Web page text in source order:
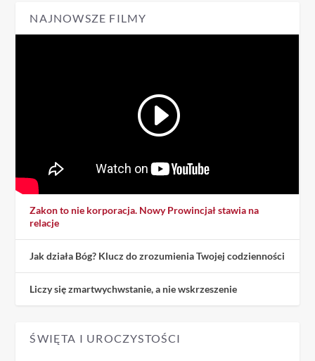
NAJNOWSZE FILMY
Zakon to nie korporacja. Nowy Prowincjał stawia na
relacje
Jak działa Bóg? Klucz do zrozumienia Twojej codzienności
Liczy się zmartwychwstanie, a nie wskrzeszenie
ŚWIĘTA I UROCZYSTOŚCI